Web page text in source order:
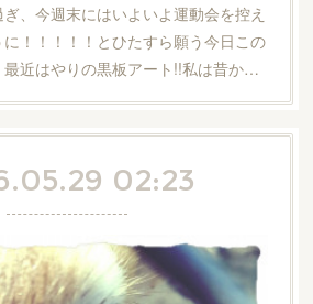
、今週末にはいよいよ運動会を控え
！！！！！とひたすら願う今日この
近はやりの黒板アート!!私は昔か…
02:23